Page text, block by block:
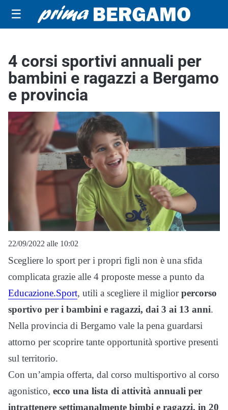
☰
4 corsi sportivi annuali per
bambini e ragazzi a Bergamo
e provincia
22/09/2022 alle 10:02
Scegliere lo sport per i propri figli non è una sfida
complicata grazie alle 4 proposte messe a punto da
Educazione.Sport, utili a scegliere il migliorpercorso
sportivo per i bambini e ragazzi, dai 3 ai 13 anni.
Nella provincia di Bergamo vale la pena guardarsi
attorno per scoprire tante opportunità sportive presenti
sul territorio.
Con un’ampia offerta, dal corso multisportivo al corso
agonistico, ecco una lista di attività annuali per
intrattenere settimanalmente bimbi e ragazzi, in 20